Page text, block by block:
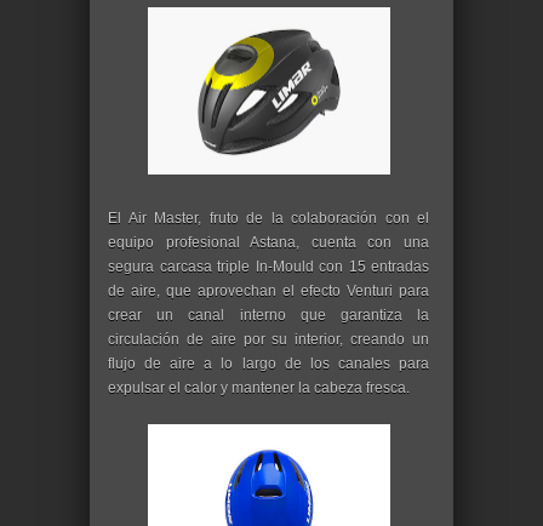
El Air Master, fruto de la colaboración con el
equipo profesional Astana, cuenta con una
segura carcasa triple In-Mould con 15 entradas
de aire, que aprovechan el efecto Venturi para
crear un canal interno que garantiza la
circulación de aire por su interior, creando un
flujo de aire a lo largo de los canales para
expulsar el calor y mantener la cabeza fresca.